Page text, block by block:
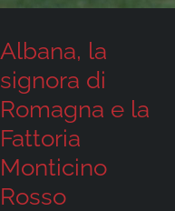
Albana, la
signora di
Romagna e la
Fattoria
Monticino
Rosso